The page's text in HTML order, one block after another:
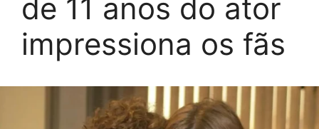
de 11 anos do ator
impressiona os fãs